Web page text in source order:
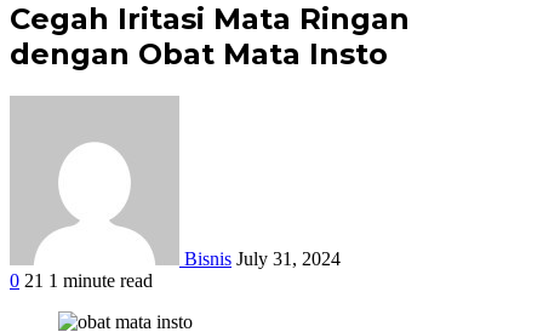
Cegah Iritasi Mata Ringan
dengan Obat Mata Insto
Bisnis July 31, 2024
0 21 1 minute read